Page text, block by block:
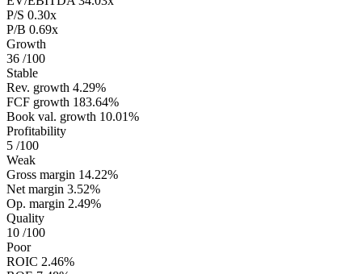
P/S 0.30x
P/B 0.69x
Growth
36 /100
Stable
Rev. growth 4.29%
FCF growth 183.64%
Book val. growth 10.01%
Profitability
5 /100
Weak
Gross margin 14.22%
Net margin 3.52%
Op. margin 2.49%
Quality
10 /100
Poor
ROIC 2.46%